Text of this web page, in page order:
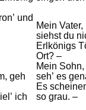
und
geh
ich
Mein Vater,
siehst du
Erlkönigs
Ort? –
Mein
seh’ es
Es
so grau. –